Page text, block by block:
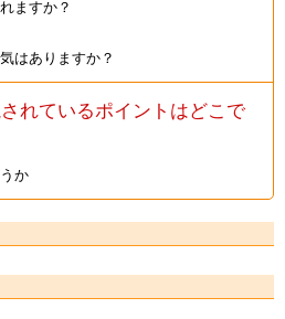
ますか？
はありますか？
れているポイントはどこで
か